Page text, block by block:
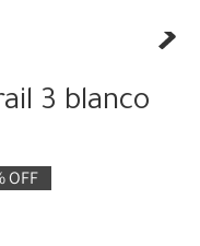
3 blanco
OFF